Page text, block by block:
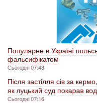
Популярне в Україні
фальсифікатом
Сьогодні 07:43
Після застілля сів за
як луцький суд покарав
Сьогодні 07:16